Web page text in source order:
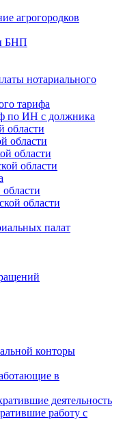
агрогородков
БНП
нотариального
тарифа
по ИН с должника
области
области
области
области
области
палат
конторы
в
деятельность
работу с